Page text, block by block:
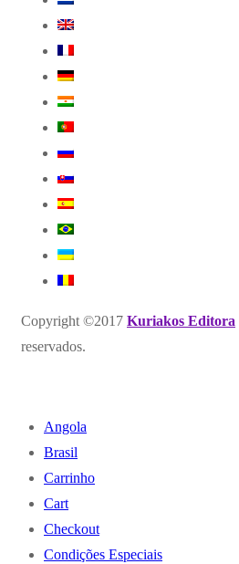
Copyright ©2017 Kuriakos Editora
reservados.
Angola
Brasil
Carrinho
Cart
Checkout
Condições Especiais